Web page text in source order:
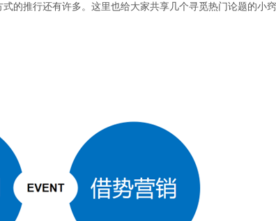
的推行还有许多。这里也给大家共享几个寻觅热门论题的小窍